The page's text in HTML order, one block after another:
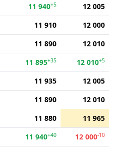
11 940+5
12 005
11 910
12 000
11 890
12 010
11 895+35 12 010+5
11 935
12 005
11 890
12 010
11 880
11 965
11 940+40 12 000-10